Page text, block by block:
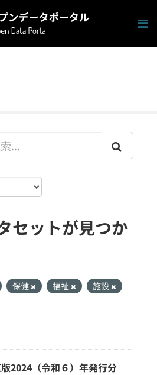
セットが見つか
保健 福祉
施設
2024（令和６）年発行分